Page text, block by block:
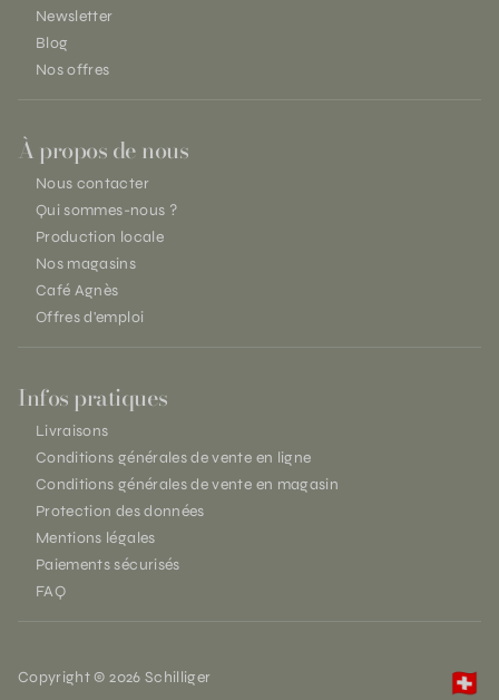
Newsletter
Blog
Nos offres
À propos de nous
Nous contacter
Qui sommes-nous ?
Production locale
Nos magasins
Café Agnès
Offres d'emploi
Infos pratiques
Livraisons
Conditions générales de vente en ligne
Conditions générales de vente en magasin
Protection des données
Mentions légales
Paiements sécurisés
FAQ
Copyright © 2026 Schilliger 🇨🇭